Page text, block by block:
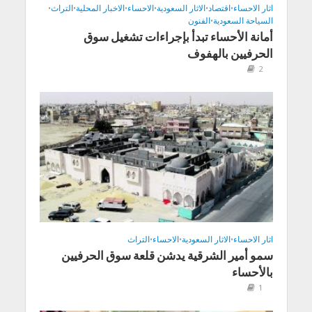
اثار الاحساء•اقتصاد •الاثار السعودية•الاحساء•الاخبار المحلية•التراث•
السياحة السعودية•الفنون
أمانة الأحساء تبدأ بإجراءات تشغيل سوق
الحرفيين بالهفوف
2
اثار الاحساء•الاثار السعودية•الاحساء•التراث
سمو أمير الشرقية يدشن قلعة سوق الحرفيين
بالأحساء
1